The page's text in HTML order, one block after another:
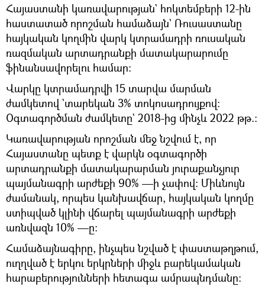
Հայաստանի կառավարության` հոկտեմբերի 12-ին
հաստատած որոշման համաձայն` Ռուսաստանը
հայկական կողմին վարկ կտրամադրի ռուսական
ռազմական արտադրանքի մատակարարումը
ֆինանսավորելու համար:
Վարկը կտրամադրվի 15 տարվա մարման
ժամկետով `տարեկան 3% տոկոսադրույքով:
Օգտագործման ժամկետը` 2018-ից մինչև 2022 թթ.:
Կառավարության որոշման մեջ նշվում է, որ
Հայաստանը պետք է վարկն օգտագործի
արտադրանքի մատակարարման յուրաքանչյուր
պայմանագրի արժեքի 90% —ի չափով: Միևնույն
ժամանակ, որպես կանխավճար, հայկական կողմը
ստիպված կլինի վճարել պայմանագրի արժեքի
առնվազն 10% —ը:
Համաձայնագիրը, ինչպես նշված է փաստաթղթում,
ուղղված է երկու երկրների միջև բարեկամական
հարաբերությունների հետագա ամրապնդմանը: